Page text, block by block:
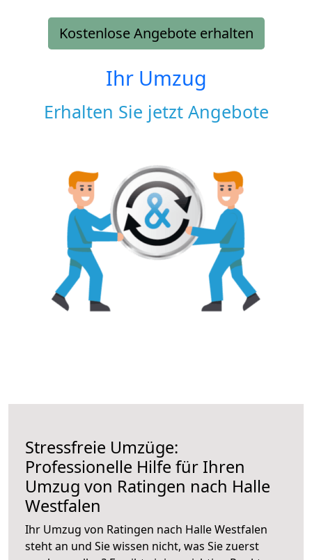
Kostenlose Angebote erhalten
Ihr Umzug
Erhalten Sie jetzt Angebote
Stressfreie Umzüge:
Professionelle Hilfe für Ihren
Umzug von Ratingen nach Halle
Westfalen
Ihr Umzug von Ratingen nach Halle Westfalen
steht an und Sie wissen nicht, was Sie zuerst